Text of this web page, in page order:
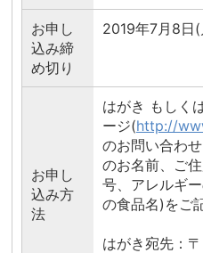
お申し
込み締
め切り
2019年7月8日
お申し
込み方
法
はがき もしく
ージ(http://
のお問い合わ
のお名前、ご
号、アレルギ
の食品名)をご
はがき宛先：